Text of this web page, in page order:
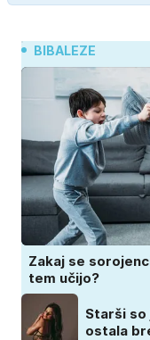
BIBALEZE
Zakaj se
tem učijo?
Starši
ostala